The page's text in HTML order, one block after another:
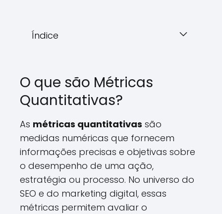
Índice
O que são Métricas
Quantitativas?
As métricas quantitativas são
medidas numéricas que fornecem
informações precisas e objetivas sobre
o desempenho de uma ação,
estratégia ou processo. No universo do
SEO e do marketing digital, essas
métricas permitem avaliar o